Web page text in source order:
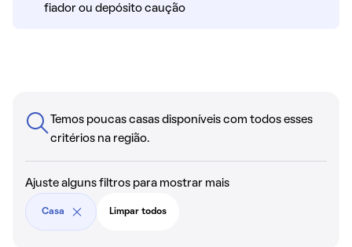
fiador ou depósito caução
Temos poucas casas disponíveis com todos esses
critérios na região.
Ajuste alguns filtros para mostrar mais
Casa Limpar todos